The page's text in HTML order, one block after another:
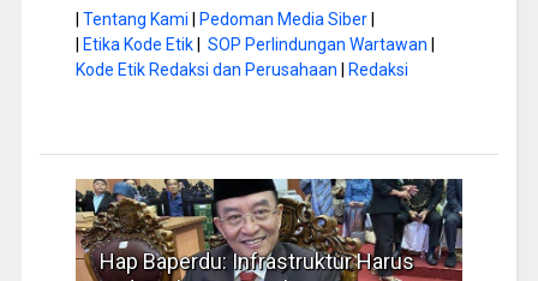
Tentang Kami Pedoman Media Siber|
Etika Kode Etik| SOP Perlindungan Wartawan
Kode Etik Redaksi dan Perusahaan
Redaksi
Hap Baperdu: Infrastruktur Harus